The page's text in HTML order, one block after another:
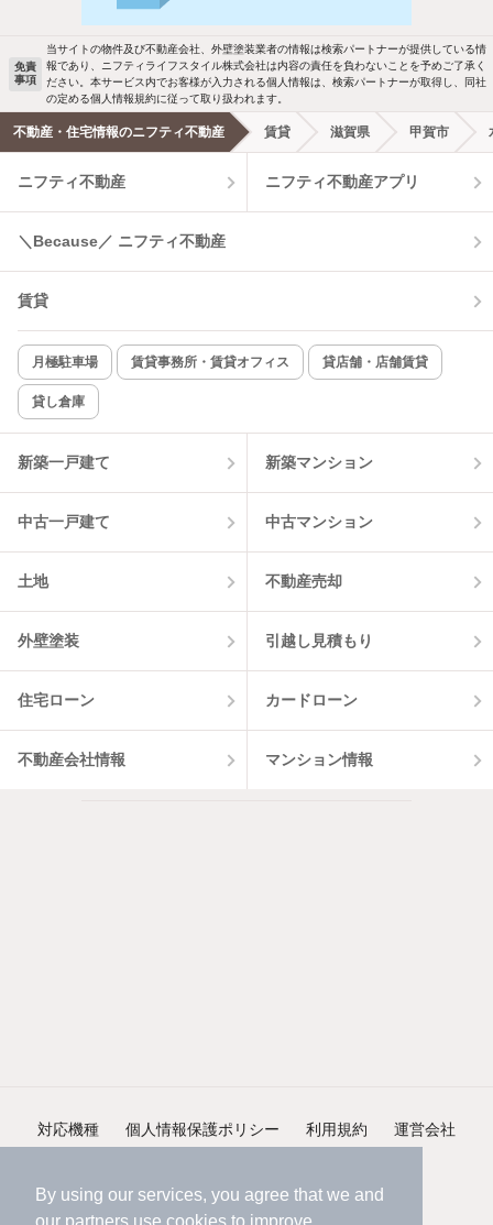
By using our services, you agree that we and
洗濯機置場あり 独立洗面台
エアコンあり 都市ガス
温水洗浄便座 オートロック
コンロ2口以上
新着のみ インターネット無料
該当件数:
物件一覧に反映
免責
事項
当サイトの物件及び不動産会社、外壁塗装業者の情報は検索パートナーが提供している情
報であり、ニフティライフスタイル株式会社は内容の責任を負わないことを予めご了承く
ださい。本サービス内でお客様が入力される個人情報は、検索パートナーが取得し、同社
の定める個人情報規約に従って取り扱われます。
不動産・住宅情報のニフティ不動産 賃貸 滋賀県 甲賀市
ニフティ不動産 ニフティ不動産アプリ
＼Because／ ニフティ不動産
賃貸
月極駐車場 賃貸事務所・賃貸オフィス 貸店舗・店舗賃貸
貸し倉庫
新築一戸建て 新築マンション
中古一戸建て 中古マンション
土地 不動産売却
外壁塗装 引越し見積もり
住宅ローン カードローン
不動産会社情報 マンション情報
対応機種 個人情報保護ポリシー 利用規約 運営会社